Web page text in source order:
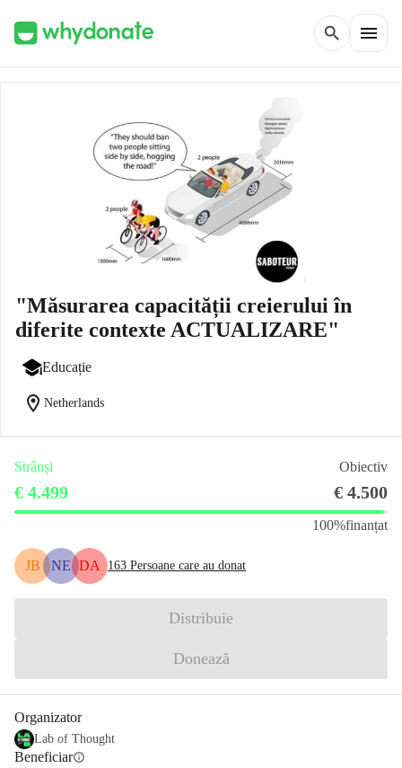
search menu
"Măsurarea capacității creierului în
diferite contexte ACTUALIZARE"
Educație
location_on Netherlands
Strânși Obiectiv
€ 4.499 € 4.500
100%finanțat
JB NE DA 163 Persoane care au donat
Distribuie
Donează
Organizator
Lab of Thought
Beneficiarinfo